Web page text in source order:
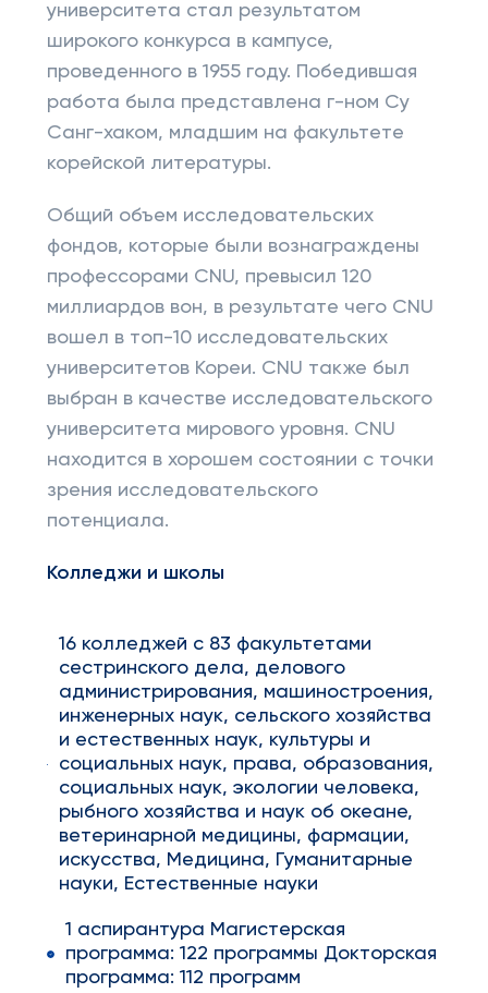
университета стал результатом
широкого конкурса в кампусе,
проведенного в 1955 году. Победившая
работа была представлена ​​г-ном Су
Санг-хаком, младшим на факультете
корейской литературы.
Общий объем исследовательских
фондов, которые были вознаграждены
профессорами CNU, превысил 120
миллиардов вон, в результате чего CNU
вошел в топ-10 исследовательских
университетов Кореи. CNU также был
выбран в качестве исследовательского
университета мирового уровня. CNU
находится в хорошем состоянии с точки
зрения исследовательского
потенциала.
Колледжи и школы
16 колледжей с 83 факультетами
сестринского дела, делового
администрирования, машиностроения,
инженерных наук, сельского хозяйства
и естественных наук, культуры и
социальных наук, права, образования,
социальных наук, экологии человека,
рыбного хозяйства и наук об океане,
ветеринарной медицины, фармации,
искусства, Медицина, Гуманитарные
науки, Естественные науки
1 аспирантура Магистерская
программа: 122 программы Докторская
программа: 112 программ